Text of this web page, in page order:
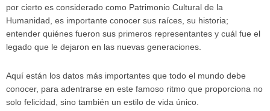
por cierto es considerado como Patrimonio Cultural de la
Humanidad, es importante conocer sus raíces, su historia;
entender quiénes fueron sus primeros representantes y cuál fue el
legado que le dejaron en las nuevas generaciones.
Aquí están los datos más importantes que todo el mundo debe
conocer, para adentrarse en este famoso ritmo que proporciona no
solo felicidad, sino también un estilo de vida único.